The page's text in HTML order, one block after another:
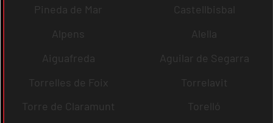
Pineda de Mar
Castellbisbal
Alpens
Alella
Aiguafreda
Aguilar de Segarra
Torrelles de Foix
Torrelavit
Torre de Claramunt
Torelló